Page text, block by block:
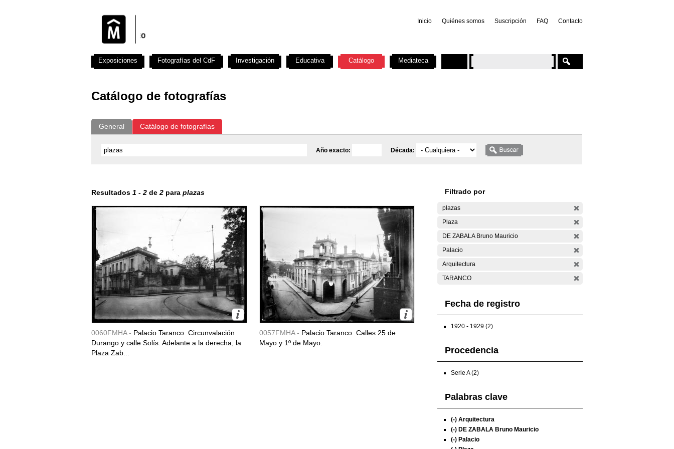
Inicio Quiénes somos Suscripción FAQ Contacto
Catálogo de fotografías
General Catálogo de fotografías
Año exacto: Década:
Resultados 1 - 2 de 2 para plazas
0060FMHA - Palacio Taranco. Circunvalación
Durango y calle Solís. Adelante a la derecha, la
Plaza Zab...
0057FMHA - Palacio Taranco. Calles 25 de
Mayo y 1º de Mayo.
Filtrado por
plazas
Plaza
DE ZABALA Bruno Mauricio
Palacio
Arquitectura
TARANCO
Fecha de registro
1920 - 1929 (2)
Procedencia
Serie A (2)
Palabras clave
(-) Arquitectura
(-) DE ZABALA Bruno Mauricio
(-) Palacio
Exposiciones Fotografías del CdF Investigación Educativa Catálogo Mediateca